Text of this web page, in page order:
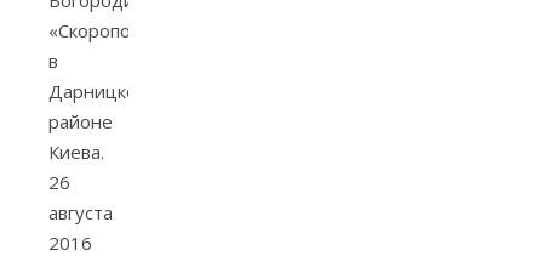
«Скоропослушница»
в
Дарницком
районе
Киева.
26
августа
2016